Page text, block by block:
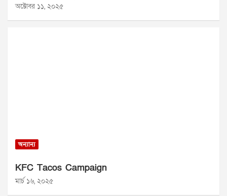
অক্টোবর ১১, ২০২৫
অন্যান্য
KFC Tacos Campaign
মার্চ ১৬, ২০২৫